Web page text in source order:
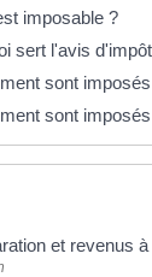
imposable ?
sert l'avis
sont
sont
et revenus